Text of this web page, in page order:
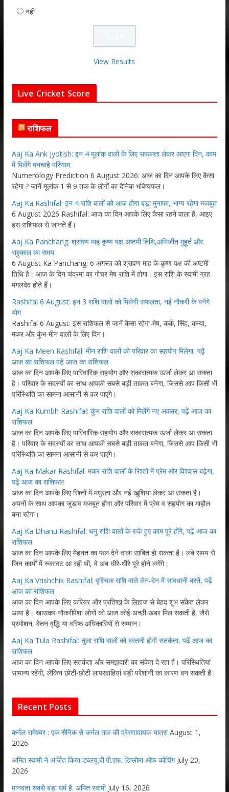
नहीं
View Results
Live Cricket Score
राशिफल
Aaj Ka Ank Jyotish: इन 4 मूलांक वालों के लिए सफलता लेकर आएगा दिन, काम
में मिलेंगे मनचाहे परिणाम
Numerology Prediction 6 August 2026: आज का दिन आपके लिए कैसा
रहेगा ? जानें मूलांक 1 से 9 तक के लोगों का दैनिक भविष्यफल।
Aaj Ka Rashifal: इन 4 राशि वालों को आज होगा बड़ा मुनाफा, भाग्य रहेगा मजबूत
6 August 2026 Rashifal: आज का दिन आपके लिए कैसा रहने वाला है, आइए
इस राशिफल से जानते हैं।
Aaj Ka Panchang: श्रावण माह कृष्ण पक्ष अष्टमी तिथि,अभिजीत मुहूर्त और
राहुकाल का समय
6 August Ka Panchang: 6 अगस्त को श्रावण माह के कृष्ण पक्ष की अष्टमी
तिथि है। आज के दिन चंद्रमा का गोचर मेष राशि में होगा। इस राशि के स्वामी ग्रह
मंगलदेव होते हैं।
Rashifal 6 August: इन 3 राशि वालों को मिलेगी सफलता, नई नौकरी के बनेंगे
योग
Rashifal 6 August: इस राशिफल से जानें कैसा रहेगा-मेष, कर्क, सिंह, कन्या,
मकर और कुंभ-मीन वालों के लिए दिन।
Aaj Ka Meen Rashifal: मीन राशि वालों को परिवार का सहयोग मिलेगा, पढ़ें
आज का राशिफल पढ़ें आज का राशिफल
आज का दिन आपके लिए पारिवारिक सहयोग और सकारात्मक ऊर्जा लेकर आ सकता
है। परिवार के सदस्यों का साथ आपकी सबसे बड़ी ताकत बनेगा, जिससे आप किसी भी
परिस्थिति का सामना आसानी से कर पाएंगे।
Aaj Ka Kumbh Rashifal: कुंभ राशि वालों को मिलेंगे नए अवसर, पढ़ें आज का
राशिफल
आज का दिन आपके लिए पारिवारिक सहयोग और सकारात्मक ऊर्जा लेकर आ सकता
है। परिवार के सदस्यों का साथ आपकी सबसे बड़ी ताकत बनेगा, जिससे आप किसी भी
परिस्थिति का सामना आसानी से कर पाएंगे।
Aaj Ka Makar Rashifal: मकर राशि वालों के रिश्तों में प्रेम और विश्वास बढ़ेगा,
पढ़ें आज का राशिफल
आज का दिन आपके लिए रिश्तों में मधुरता और नई खुशियां लेकर आ सकता है।
अपनों के साथ आपका जुड़ाव मजबूत होगा और परिवार में प्रेम व सहयोग का माहौल
बना रहेगा।
Aaj Ka Dhanu Rashifal: धनु राशि वालों के रुके हुए काम पूरे होंगे, पढ़ें आज का
राशिफल
आज का दिन आपके लिए मेहनत का फल देने वाला साबित हो सकता है। लंबे समय से
जिन कार्यों में रुकावट आ रही थी, वे अब धीरे-धीरे पूरे होने लगेंगे।
Aaj Ka Vrishchik Rashifal: वृश्चिक राशि वाले लेन-देन में सावधानी बरतें, पढ़ें
आज का राशिफल
आज का दिन आपके लिए करियर और प्रतिष्ठा के लिहाज से बेहद शुभ संकेत लेकर
आया है। खासकर नौकरीपेशा लोगों को आज कोई अच्छी खबर मिल सकती है, जैसे
प्रमोशन, वेतन वृद्धि या वरिष्ठ अधिकारियों से सम्मान।
Aaj Ka Tula Rashifal: तुला राशि वालों को बरतनी होगी सतर्कता, पढ़ें आज का
राशिफल
आज का दिन आपके लिए सतर्कता और समझदारी का संकेत दे रहा है। परिस्थितियां
सामान्य रहेंगी, लेकिन छोटी-छोटी लापरवाहियां बड़ी परेशानी का कारण बन सकती हैं।
Recent Posts
कर्नल रामेश्वर : एक सैनिक से कर्नल तक की प्रेरणादायक यात्रा August 1,
2026
अमित स्वामी ने अर्जित किया डब्लयू.बी.पी.एफ. डिप्लोमा ऑफ कोचिंग July 20,
2026
मानवता सबसे बड़ा धर्म है: अमित स्वामी July 16, 2026